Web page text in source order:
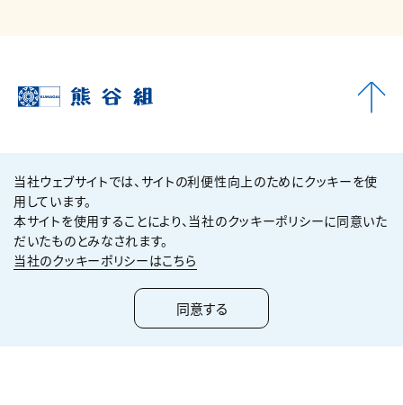
香川県高松市 船岡池水系保全対策事業清掃活動
り、当社にゆかりのあるため池です。
中四国支店では、2008年度より船岡池水系保全組合様と「船
岡池水系保全対策に関する協定書」を締結しており、当組合が
行う農業用水等の資源や環境の保全、資質向上の各種活動に
今回は四国支店、愛媛営業所、ケーアンドイーの職員8名が参
サステナビリティ
当社ウェブサイトでは、サイトの利便性向上のためにクッキーを使
用しています。
本サイトを使用することにより、当社のクッキーポリシーに同意いた
だいたものとみなされます。
当社のクッキーポリシーはこちら
同意する